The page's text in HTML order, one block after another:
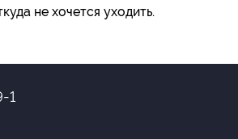
не хочется уходить.
1